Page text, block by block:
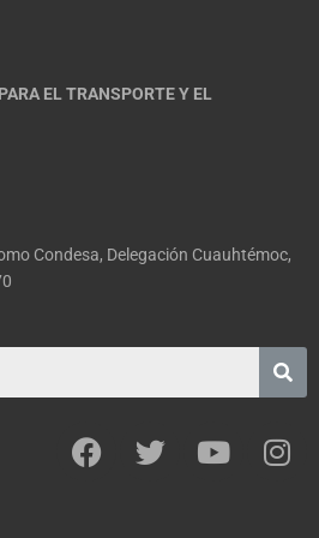
EL TRANSPORTE Y EL
Condesa, Delegación Cuauhtémoc,
F
a
T
w
Y
o
I
n